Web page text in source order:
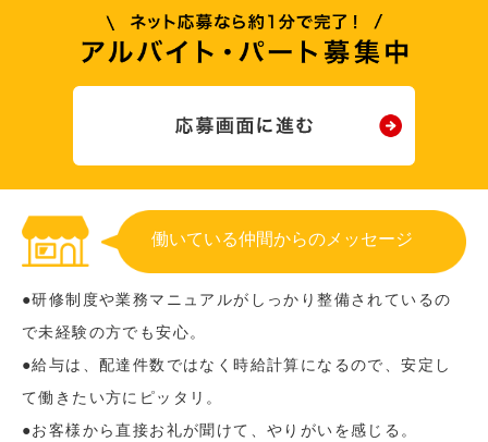
働いている仲間からのメッセージ
●研修制度や業務マニュアルがしっかり整備されているの
で未経験の方でも安心。
●給与は、配達件数ではなく時給計算になるので、安定し
て働きたい方にピッタリ。
●お客様から直接お礼が聞けて、やりがいを感じる。